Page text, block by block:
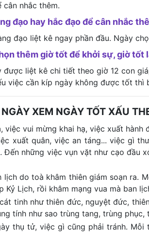
nhắc thêm.
đạo hay hắc đạo để cân nhắc
đạo liệt kê ngay phần đầu. Ngày
thêm giờ tốt để khởi sự, giờ tốt
liệt kê chi tiết theo giờ 12 con
việc cần kíp ngày không được tốt thì
XEM NGÀY TỐT XẤU
việc vui mừng khai hạ, việc xuất
xuất quân, việc an táng... việc gì
Đến những việc vụn vặt như cạo
lịch do toà khâm thiên giám soạn
Kỷ Lịch, rồi khâm mạng vua mà ban
tinh như thiên đức, nguyệt đức,
tính như sao trùng tang, trùng phục,
thụ tử, việc gì cũng phải tránh.